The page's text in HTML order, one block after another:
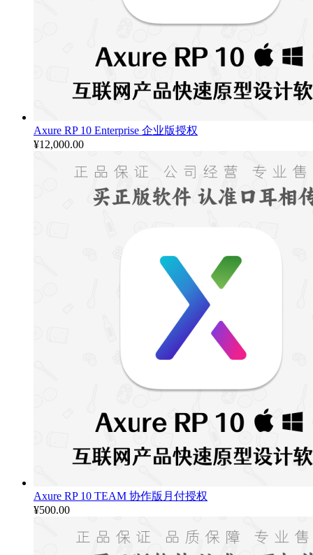
Axure RP 10 Enterprise 企业版授权
¥12,000.00
Axure RP 10 TEAM 协作版月付授权
¥500.00